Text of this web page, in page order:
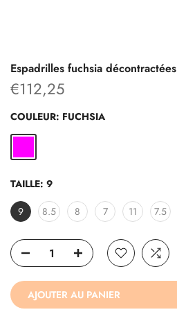
Espadrilles fuchsia décontractées
€112,25
COULEUR: FUCHSIA
TAILLE: 9
9
8.5 8 7 11 7.5
AJOUTER AU PANIER